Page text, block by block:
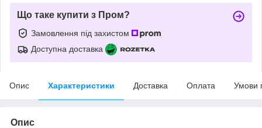
Що таке купити з Пром?
Замовлення під захистом
Доступна доставка
Опис Характеристики Доставка Оплата Умови
Опис